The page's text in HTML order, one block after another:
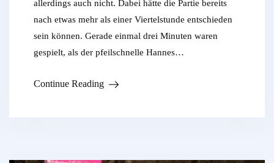
allerdings auch nicht. Dabei hätte die Partie bereits
nach etwas mehr als einer Viertelstunde entschieden
sein können. Gerade einmal drei Minuten waren
gespielt, als der pfeilschnelle Hannes…
Continue Reading